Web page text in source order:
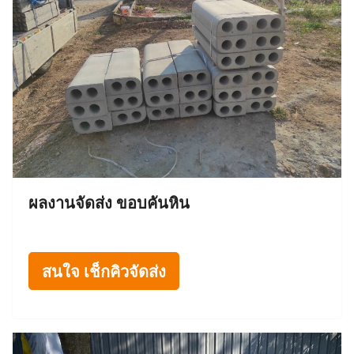
ผลงานจัดส่ง ขอบคันหิน
สนใจ เช็กคิวจัดส่ง